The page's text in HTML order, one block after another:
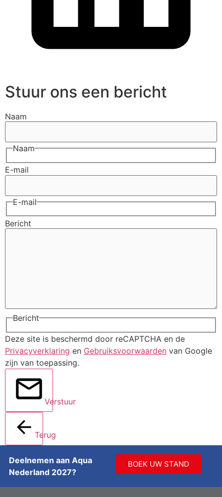
Stuur ons een bericht
Naam
Naam
E-mail
E-mail
Bericht
Bericht
Deze site is beschermd door reCAPTCHA en de
Privacyverklaring en Gebruiksvoorwaarden van Google
zijn van toepassing.
Verstuur
Terug
Deelnemen aan Aqua
Nederland 2027?
BOEK UW STAND